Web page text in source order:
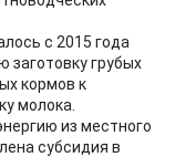
с 2015 года
заготовку грубых
кормов к
молока.
из местного
субсидия в